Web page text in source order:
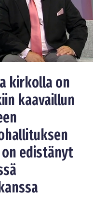
kirkolla on
kaavaillun
edistänyt